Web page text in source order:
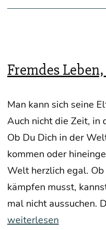
Fremdes
Man kann sich sei­ne
Auch nicht die Zeit, in
Ob Du Dich in der
kom­men oder
Welt herz­lich egal.
kämp­fen musst,
mal nicht aus­su­chen.
weiterlesen